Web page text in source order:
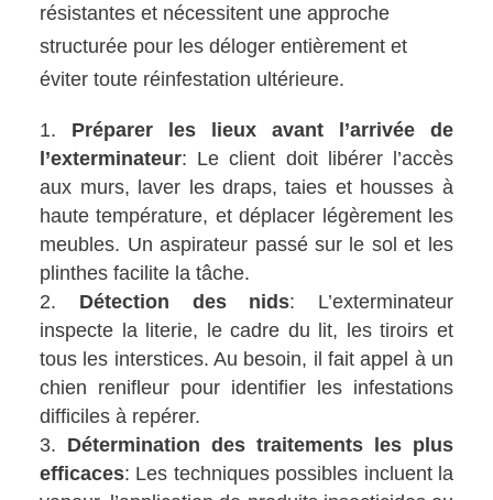
résistantes et nécessitent une approche
structurée pour les déloger entièrement et
éviter toute réinfestation ultérieure.
Préparer les lieux avant l’arrivée de
l’exterminateur: Le client doit libérer l’accès
aux murs, laver les draps, taies et housses à
haute température, et déplacer légèrement les
meubles. Un aspirateur passé sur le sol et les
plinthes facilite la tâche.
Détection des nids: L’exterminateur
inspecte la literie, le cadre du lit, les tiroirs et
tous les interstices. Au besoin, il fait appel à un
chien renifleur pour identifier les infestations
difficiles à repérer.
Détermination des traitements les plus
efficaces: Les techniques possibles incluent la